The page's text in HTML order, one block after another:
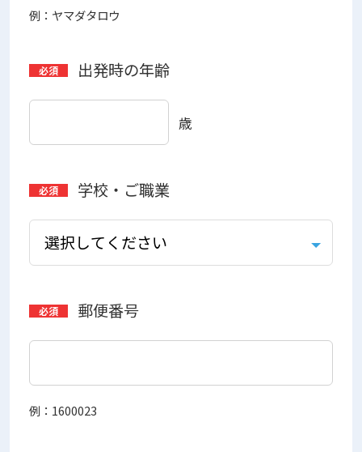
例：ヤマダタロウ
出発時の年齢
歳
学校・ご職業
郵便番号
例：1600023